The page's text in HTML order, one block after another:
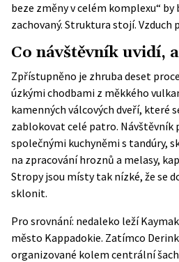
beze změny v celém komplexu“ by
zachovaný. Struktura stojí. Vzduch
Co návštěvník uvidí,
Zpřístupněno je zhruba deset
úzkými chodbami z měkkého
kamenných válcových dveří, které
zablokovat celé patro. Návštěvník
společnými kuchyněmi s tandúry,
na zpracování hroznů a melasy,
Stropy jsou místy tak nízké, že se
sklonit.
Pro srovnání: nedaleko leží
město Kappadokie. Zatímco
organizované kolem centrální